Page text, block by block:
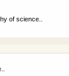
of science..